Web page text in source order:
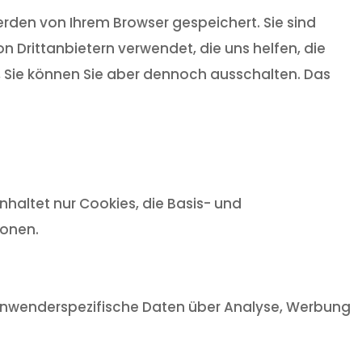
von Ihrem Browser gespeichert. Sie sind
Drittanbietern verwendet, die uns helfen, die
können Sie aber dennoch ausschalten. Das
nur Cookies, die Basis- und
Daten über Analyse, Werbung